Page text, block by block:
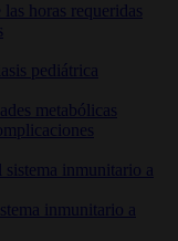
horas requeridas
pediátrica
metabólicas
inmunitario a